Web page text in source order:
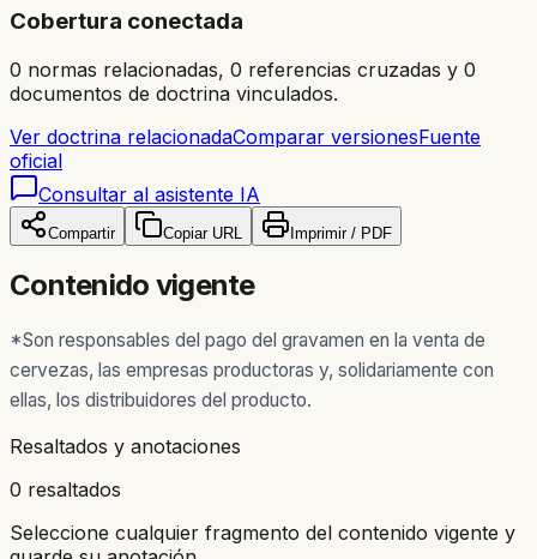
Cobertura conectada
0 normas relacionadas, 0 referencias cruzadas y 0
documentos de doctrina vinculados.
Ver doctrina relacionadaComparar versionesFuente
oficial
Consultar al asistente IA
Compartir Copiar URL Imprimir / PDF
Contenido vigente
*Son responsables del pago del gravamen en la venta de
cervezas, las empresas productoras y, solidariamente con
ellas, los distribuidores del producto.
Resaltados y anotaciones
0 resaltados
Seleccione cualquier fragmento del contenido vigente y